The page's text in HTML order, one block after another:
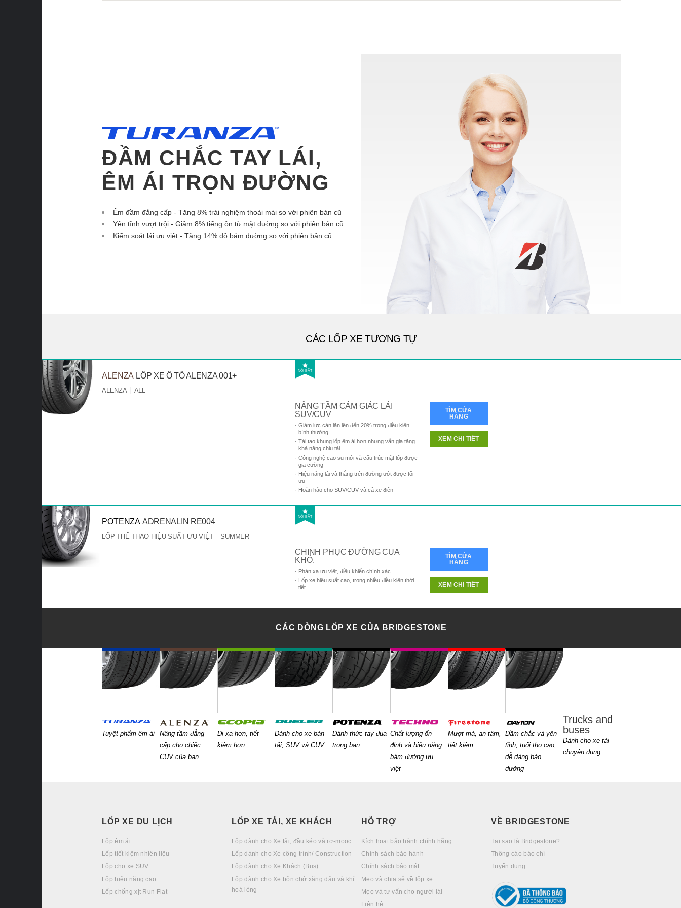
ĐẦM CHẮC TAY LÁI,
ÊM ÁI TRỌN ĐƯỜNG
Êm đầm đẳng cấp - Tăng 8% trải nghiệm thoải mái so với phiên bản cũ
Yên tĩnh vượt trội - Giảm 8% tiếng ồn từ mặt đường so với phiên bản cũ
Kiểm soát lái ưu việt - Tăng 14% độ bám đường so với phiên bản cũ
CÁC LỐP XE TƯƠNG TỰ
NỔI BẬT
ALENZA LỐP XE Ô TÔ ALENZA 001+
ALENZA ALL
NÂNG TẦM CẢM GIÁC LÁI
SUV/CUV
Giảm lực cản lăn lên đến 20% trong điều kiện
bình thường
Tái tạo khung lốp êm ái hơn nhưng vẫn gia tăng
khả năng chịu tải
Công nghệ cao su mới và cấu trúc mặt lốp được
gia cường
Hiệu năng lái và thắng trên đường ướt được tối
ưu
Hoàn hảo cho SUV/CUV và cả xe điện
TÌM CỬA
HÀNG
XEM CHI TIẾT
NỔI BẬT
POTENZA ADRENALIN RE004
LỐP THỂ THAO HIỆU SUẤT ƯU VIỆT SUMMER
CHINH PHỤC ĐƯỜNG CUA
KHÓ.
Phản xạ ưu việt, điều khiển chính xác
Lốp xe hiệu suất cao, trong nhiều điều kiện thời
tiết
TÌM CỬA
HÀNG
XEM CHI TIẾT
CÁC DÒNG LỐP XE CỦA BRIDGESTONE
Tuyệt phẩm êm ái
Nâng tầm đẳng
cấp cho chiếc
CUV của bạn
Đi xa hơn, tiết
kiệm hơn
Dành cho xe bán
tải, SUV và CUV
Đánh thức tay đua
trong bạn
Chất lượng ổn
định và hiệu năng
bám đường ưu
việt
Mượt mà, an tâm,
tiết kiệm
Đầm chắc và yên
tĩnh, tuổi thọ cao,
dễ dàng bảo
dưỡng
Trucks and
buses
Dành cho xe tải
chuyên dụng
LỐP XE DU LỊCH
Lốp êm ái
Lốp tiết kiệm nhiên liệu
Lốp cho xe SUV
Lốp hiệu năng cao
Lốp chống xịt Run Flat
LỐP XE TẢI, XE KHÁCH
Lốp dành cho Xe tải, đầu kéo và rơ-mooc
Lốp dành cho Xe công trình/ Construction
Lốp dành cho Xe Khách (Bus)
Lốp dành cho Xe bồn chở xăng dầu và khí
hoá lỏng
HỖ TRỢ
Kích hoạt bảo hành chính hãng
Chính sách bảo hành
Chính sách bảo mật
Mẹo và chia sẻ về lốp xe
Mẹo và tư vấn cho người lái
Liên hệ
VỀ BRIDGESTONE
Tại sao là Bridgestone?
Thông cáo báo chí
Tuyển dụng